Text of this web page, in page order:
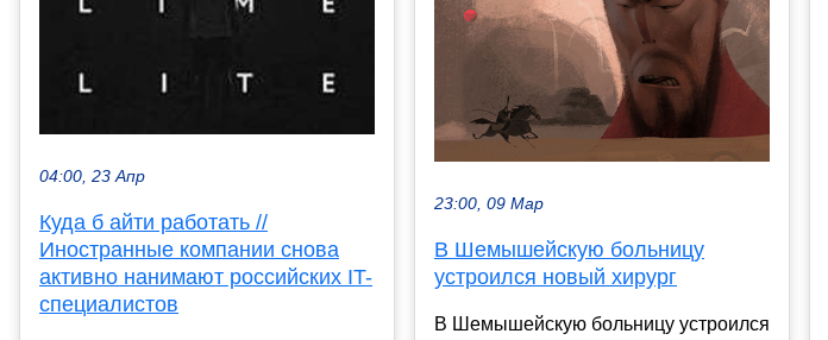
04:00, 23 Апр
Куда б айти работать //
Иностранные компании снова
активно нанимают российских IT-
специалистов
23:00, 09 Мар
В Шемышейскую больницу
устроился новый хирург
В Шемышейскую больницу устроился